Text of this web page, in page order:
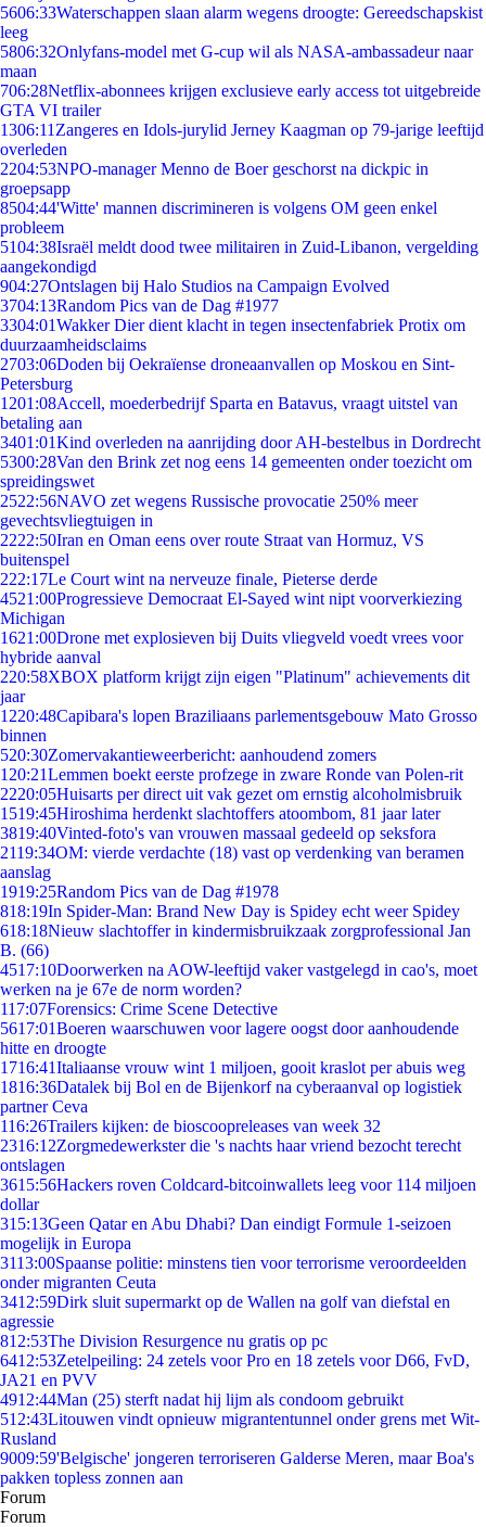
5606:33Waterschappen slaan alarm wegens droogte: Gereedschapskist
leeg
5806:32Onlyfans-model met G-cup wil als NASA-ambassadeur naar
maan
706:28Netflix-abonnees krijgen exclusieve early access tot uitgebreide
GTA VI trailer
1306:11 Zangeres en Idols-jurylid Jerney Kaagman op 79-jarige leeftijd
overleden
2204:53NPO-manager Menno de Boer geschorst na dickpic in
groepsapp
8504:44'Witte' mannen discrimineren is volgens OM geen enkel
probleem
5104:38Israël meldt dood twee militairen in Zuid-Libanon, vergelding
aangekondigd
904:27Ontslagen bij Halo Studios na Campaign Evolved
3704:13Random Pics van de Dag #1977
3304:01Wakker Dier dient klacht in tegen insectenfabriek Protix om
duurzaamheidsclaims
2703:06Doden bij Oekraïense droneaanvallen op Moskou en Sint-
Petersburg
1201:08Accell, moederbedrijf Sparta en Batavus, vraagt uitstel van
betaling aan
3401:01Kind overleden na aanrijding door AH-bestelbus in Dordrecht
5300:28Van den Brink zet nog eens 14 gemeenten onder toezicht om
spreidingswet
2522:56NAVO zet wegens Russische provocatie 250% meer
gevechtsvliegtuigen in
2222:50Iran en Oman eens over route Straat van Hormuz, VS
buitenspel
222:17Le Court wint na nerveuze finale, Pieterse derde
4521:00Progressieve Democraat El-Sayed wint nipt voorverkiezing
Michigan
1621:00Drone met explosieven bij Duits vliegveld voedt vrees voor
hybride aanval
220:58XBOX platform krijgt zijn eigen "Platinum" achievements dit
jaar
1220:48Capibara's lopen Braziliaans parlementsgebouw Mato Grosso
binnen
520:30Zomervakantieweerbericht: aanhoudend zomers
1 20:21Lemmen boekt eerste profzege in zware Ronde van Polen-rit
2220:05Huisarts per direct uit vak gezet om ernstig alcoholmisbruik
1519:45Hiroshima herdenkt slachtoffers atoombom, 81 jaar later
3819:40Vinted-foto's van vrouwen massaal gedeeld op seksfora
2119:34OM: vierde verdachte (18) vast op verdenking van beramen
aanslag
1919:25Random Pics van de Dag #1978
818:19In Spider-Man: Brand New Day is Spidey echt weer Spidey
618:18Nieuw slachtoffer in kindermisbruikzaak zorgprofessional Jan
B. (66)
4517:10Doorwerken na AOW-leeftijd vaker vastgelegd in cao's, moet
werken na je 67e de norm worden?
117:07Forensics: Crime Scene Detective
5617:01Boeren waarschuwen voor lagere oogst door aanhoudende
hitte en droogte
1716:41Italiaanse vrouw wint 1 miljoen, gooit kraslot per abuis weg
1816:36Datalek bij Bol en de Bijenkorf na cyberaanval op logistiek
partner Ceva
116:26Trailers kijken: de bioscoopreleases van week 32
2316:12Zorgmedewerkster die 's nachts haar vriend bezocht terecht
ontslagen
3615:56Hackers roven Coldcard-bitcoinwallets leeg voor 114 miljoen
dollar
315:13Geen Qatar en Abu Dhabi? Dan eindigt Formule 1-seizoen
mogelijk in Europa
3113:00Spaanse politie: minstens tien voor terrorisme veroordeelden
onder migranten Ceuta
3412:59Dirk sluit supermarkt op de Wallen na golf van diefstal en
agressie
812:53The Division Resurgence nu gratis op pc
6412:53Zetelpeiling: 24 zetels voor Pro en 18 zetels voor D66, FvD,
JA21 en PVV
4912:44Man (25) sterft nadat hij lijm als condoom gebruikt
512:43Litouwen vindt opnieuw migrantentunnel onder grens met Wit-
Rusland
9009:59'Belgische' jongeren terroriseren Galderse Meren, maar Boa's
pakken topless zonnen aan
Forum
Forum